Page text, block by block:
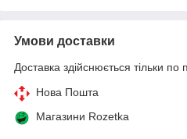
Умови доставки
Доставка здійснюється тільки по
Нова Пошта
Магазини Rozetka